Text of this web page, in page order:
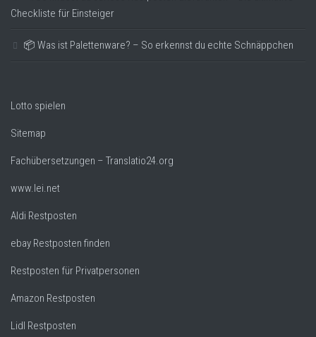
Checkliste für Einsteiger
📦 Was ist Palettenware? – So erkennst du echte Schnäppchen
Lotto spielen
Sitemap
Fachübersetzungen – Translatio24.org
www.lei.net
Aldi Restposten
ebay Restposten finden
Restposten für Privatpersonen
Amazon Restposten
Lidl Restposten